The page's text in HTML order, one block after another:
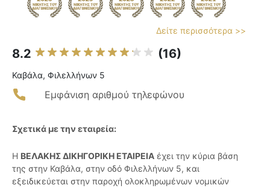
Δείτε περισσότερα >>
8.2 (16)
Καβάλα, Φιλελλήνων 5
Εμφάνιση αριθμού τηλεφώνου
Σχετικά με την εταιρεία:
Η ΒΕΛΑΚΗΣ ΔΙΚΗΓΟΡΙΚΗ ΕΤΑΙΡΕΙΑ έχει την κύρια βάση
της στην Καβάλα, στην οδό Φιλελλήνων 5, και
εξειδικεύεται στην παροχή ολοκληρωμένων νομικών